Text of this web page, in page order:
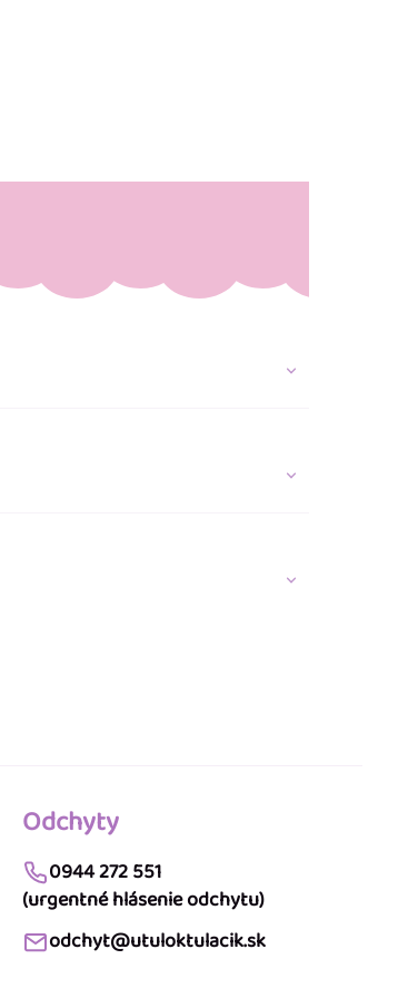
Odchyty
0944 272 551
(urgentné hlásenie odchytu)
odchyt@utuloktulacik.sk